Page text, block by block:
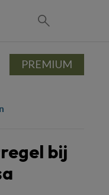
bij
PREMIUM